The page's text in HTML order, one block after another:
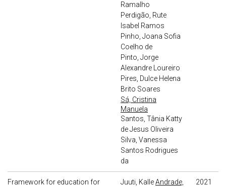
Ramalho
Perdigão, Rute
Isabel Ramos
Pinho, Joana Sofia
Coelho de
Pinto, Jorge
Alexandre Loureiro
Pires, Dulce Helena
Brito Soares
Sá, Cristina
Manuela
Santos, Tânia Katty
de Jesus Oliveira
Silva, Vanessa
Santos Rodrigues
da
Framework for education for
Juuti, KalleAndrade,
2021